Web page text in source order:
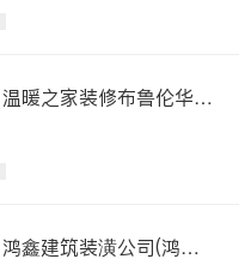
温暖之家装修布鲁伦华人
鸿鑫建筑装潢公司(鸿鑫